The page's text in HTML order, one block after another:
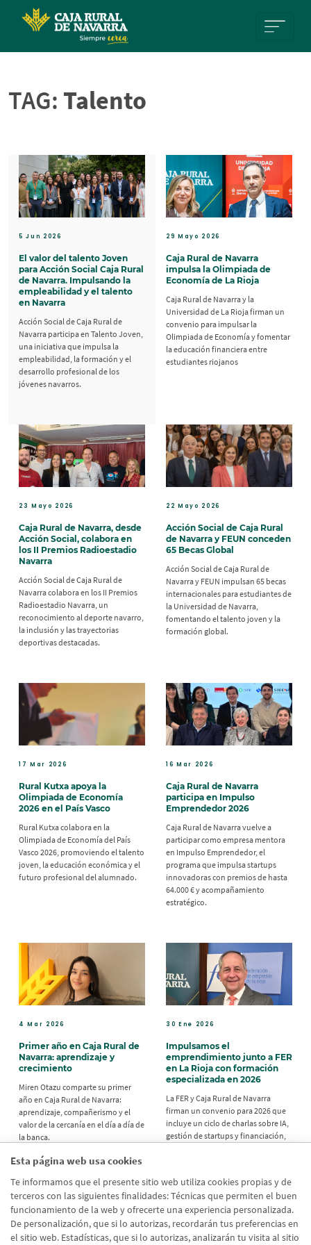
Esta página web usa cookies
Te informamos que el presente sitio web utiliza cookies propias y de
terceros con las siguientes finalidades: Técnicas que permiten el buen
funcionamiento de la web y ofrecerte una experiencia personalizada.
De personalización, que si lo autorizas, recordarán tus preferencias en
el sitio web. Estadísticas, que si lo autorizas, analizarán tu visita al sitio
TAG: Talento
5 Jun 2026
El valor del talento Joven
para Acción Social Caja Rural
de Navarra. Impulsando la
empleabilidad y el talento
en Navarra
Acción Social de Caja Rural de
Navarra participa en Talento Joven,
una iniciativa que impulsa la
empleabilidad, la formación y el
desarrollo profesional de los
jóvenes navarros.
29 Mayo 2026
Caja Rural de Navarra
impulsa la Olimpiada de
Economía de La Rioja
Caja Rural de Navarra y la
Universidad de La Rioja firman un
convenio para impulsar la
Olimpiada de Economía y fomentar
la educación financiera entre
estudiantes riojanos
23 Mayo 2026
Caja Rural de Navarra, desde
Acción Social, colabora en
los II Premios Radioestadio
Navarra
Acción Social de Caja Rural de
Navarra colabora en los II Premios
Radioestadio Navarra, un
reconocimiento al deporte navarro,
la inclusión y las trayectorias
deportivas destacadas.
22 Mayo 2026
Acción Social de Caja Rural
de Navarra y FEUN conceden
65 Becas Global
Acción Social de Caja Rural de
Navarra y FEUN impulsan 65 becas
internacionales para estudiantes de
la Universidad de Navarra,
fomentando el talento joven y la
formación global.
17 Mar 2026
Rural Kutxa apoya la
Olimpiada de Economía
2026 en el País Vasco
Rural Kutxa colabora en la
Olimpiada de Economía del País
Vasco 2026, promoviendo el talento
joven, la educación económica y el
futuro profesional del alumnado.
16 Mar 2026
Caja Rural de Navarra
participa en Impulso
Emprendedor 2026
Caja Rural de Navarra vuelve a
participar como empresa mentora
en Impulso Emprendedor, el
programa que impulsa startups
innovadoras con premios de hasta
64.000 € y acompañamiento
estratégico.
4 Mar 2026
Primer año en Caja Rural de
Navarra: aprendizaje y
crecimiento
Miren Otazu comparte su primer
año en Caja Rural de Navarra:
aprendizaje, compañerismo y el
valor de la cercanía en el día a día de
la banca.
30 Ene 2026
Impulsamos el
emprendimiento junto a FER
en La Rioja con formación
especializada en 2026
La FER y Caja Rural de Navarra
firman un convenio para 2026 que
incluye un ciclo de charlas sobre IA,
gestión de startups y financiación,